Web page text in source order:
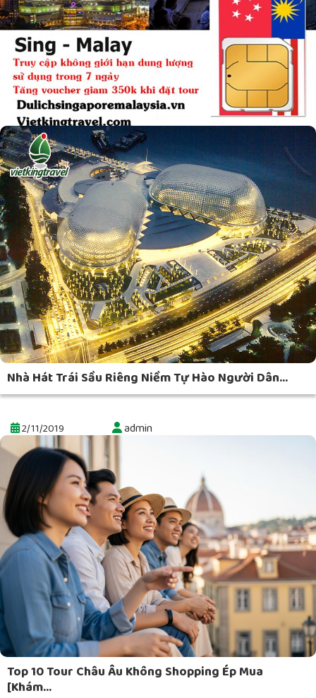
Mua Sim du lịch singapore malaysia tặng ngay
voucher giảm...
21/02/2019 admin
Nhà Hát Trái Sầu Riêng Niềm Tự Hào Người Dân...
2/11/2019 admin
Top 10 Tour Châu Âu Không Shopping Ép Mua
[Khám...